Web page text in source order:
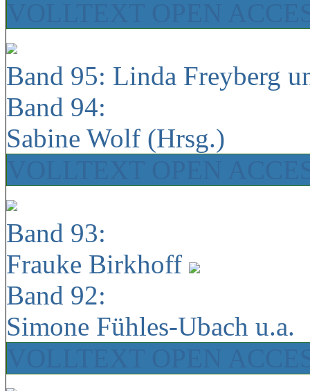
Band 95: Linda Freyberg
Band 94:
Sabine Wolf (Hrsg.)
Band 93:
Frauke Birkhoff
Band 92:
Simone Fühles-Ubach u.a.